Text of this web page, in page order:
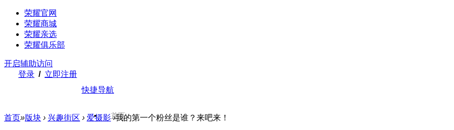
荣耀官网
荣耀商城
荣耀亲选
荣耀俱乐部
开启辅助访问
登录 / 立即注册
快捷导航
首页
首页»版块 › 兴趣街区 › 爱摄影 ›我的第一个粉丝是谁？来吧来！